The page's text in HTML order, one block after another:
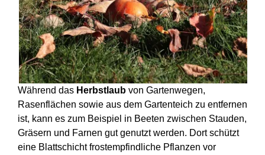
Während das Herbstlaub von Gartenwegen,
Rasenflächen sowie aus dem Gartenteich zu entfernen
ist, kann es zum Beispiel in Beeten zwischen Stauden,
Gräsern und Farnen gut genutzt werden. Dort schützt
eine Blattschicht frostempfindliche Pflanzen vor